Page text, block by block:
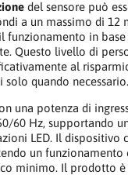
del sensore può
a un massimo di 12
funzionamento in
Questo livello di
al
solo quando necessario.
una potenza di
60 Hz, supportando
LED. Il dispositivo
un funzionamento
minimo. Il prodotto